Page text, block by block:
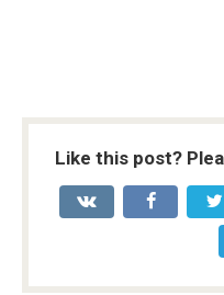
Like this post?